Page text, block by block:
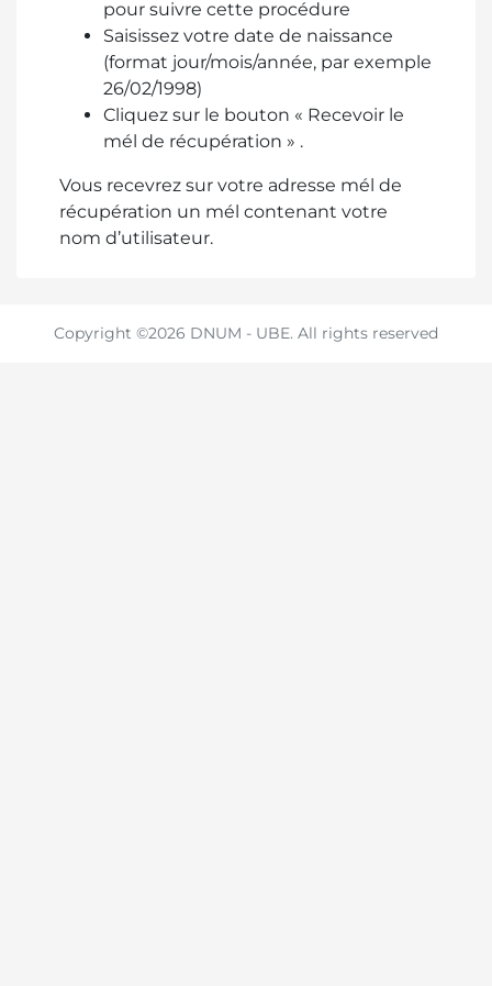
pour suivre cette procédure
Saisissez votre date de naissance
(format jour/mois/année, par exemple
26/02/1998)
Cliquez sur le bouton « Recevoir le
mél de récupération » .
Vous recevrez sur votre adresse mél de
récupération un mél contenant votre
nom d’utilisateur.
Copyright ©2026 DNUM - UBE. All rights reserved